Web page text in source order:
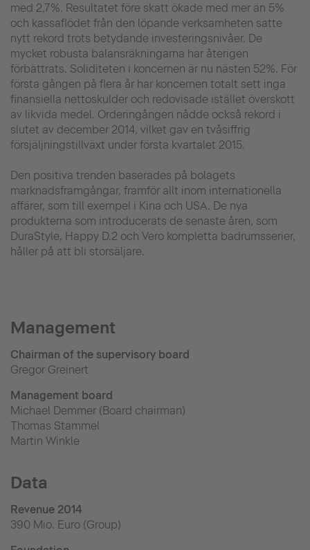
med 2,7%. Resultatet före skatt ökade med mer än 5%
och kassaflödet från den löpande verksamheten satte
nytt rekord trots betydande investeringsnivåer. De
mycket robusta balansräkningarna har återigen
förbättrats. Soliditeten i koncernen är nu nästen 52%. För
första gången på flera år har koncernen totalt sett inga
finansiella nettoskulder och redovisade istället överskott
av likvida medel. Orderingången nådde också rekord i
slutet av december 2014, vilket gav en tvåsiffrig
försjäljningstillväxt under första kvartalet 2015.
Den positiva trenden baserades på bolagets
marknadsframgångar, framför allt inom internationella
affärer, som till exempel i Kina och USA. De nya
produkterna som introducerats de senaste åren, som
DuraStyle, Happy D.2 och Vero kompletta badrumsserier,
håller på att bli storsäljare.
Management
Chairman of the supervisory board
Gregor Greinert
Management board
Michael Demmer (Board chairman)
Thomas Stammel
Martin Winkle
Data
Revenue 2014
390 Mio. Euro (Group)